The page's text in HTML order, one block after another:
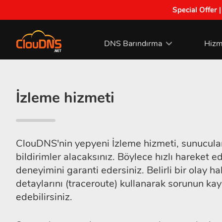
Special Offer
DNS Barındırma
İzleme hizmeti
ClouDNS'nin yepyeni İzleme hizmeti,
bildirimler alacaksınız. Böylece hızlı
deneyimini garanti edersiniz. Belirli bir olay
detaylarını (traceroute) kullanarak sorunun
edebilirsiniz.